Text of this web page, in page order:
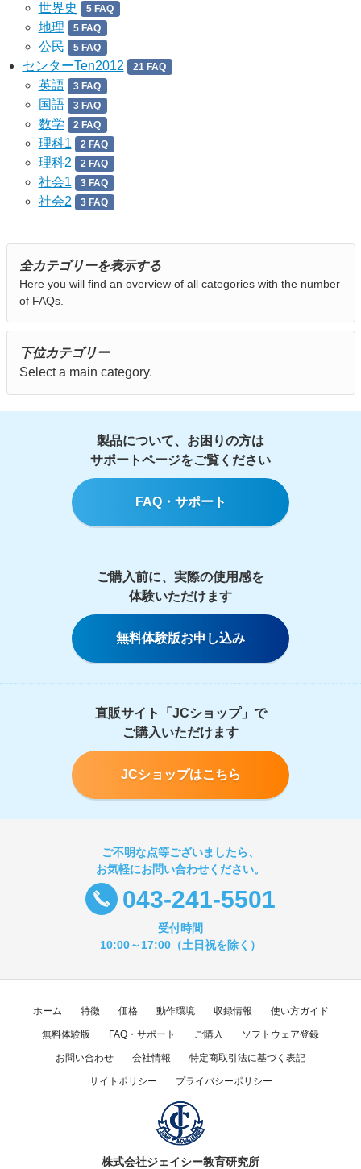
世界史 5 FAQ
地理 5 FAQ
公民 5 FAQ
センターTen2012 21 FAQ
英語 3 FAQ
国語 3 FAQ
数学 2 FAQ
理科1 2 FAQ
理科2 2 FAQ
社会1 3 FAQ
社会2 3 FAQ
全カテゴリーを表示する
Here you will find an overview of all categories with the number
of FAQs.
下位カテゴリー
Select a main category.
製品について、お困りの方は
サポートページをご覧ください
FAQ・サポート
ご購入前に、実際の使用感を
体験いただけます
無料体験版お申し込み
直販サイト「JCショップ」で
ご購入いただけます
JCショップはこちら
ご不明な点等ございましたら、
お気軽にお問い合わせください。
043-241-5501
受付時間
10:00～17:00（土日祝を除く）
ホーム 特徴 価格 動作環境 収録情報 使い方ガイド
無料体験版 FAQ・サポート ご購入 ソフトウェア登録
お問い合わせ 会社情報 特定商取引法に基づく表記
サイトポリシー プライバシーポリシー
株式会社ジェイシー教育研究所